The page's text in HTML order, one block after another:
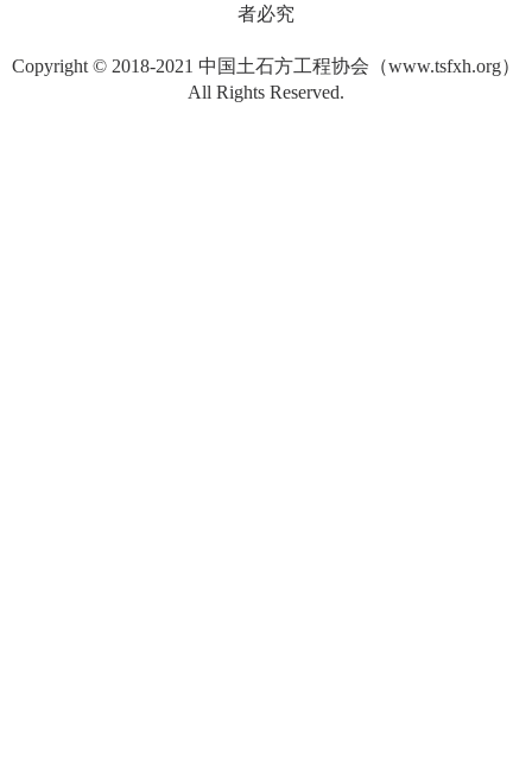
者必究
Copyright © 2018-2021 中国土石方工程协会（www.tsfxh.org）
All Rights Reserved.